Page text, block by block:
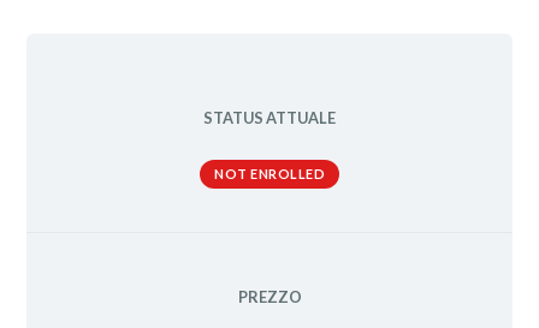
STATUS ATTUALE
NOT ENROLLED
PREZZO